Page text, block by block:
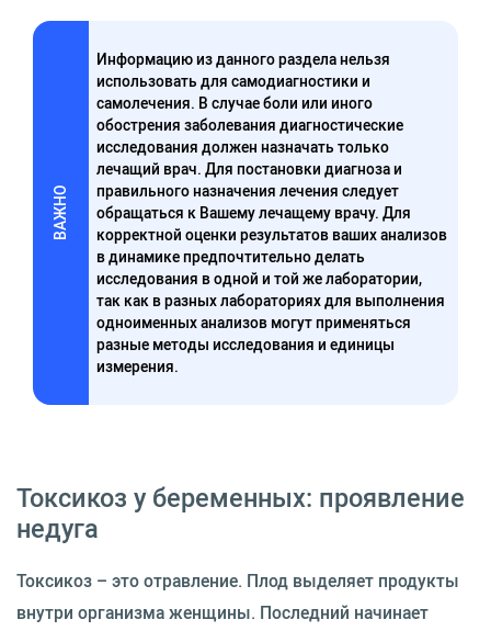
ВАЖНО
Информацию из данного раздела нельзя
использовать для самодиагностики и
самолечения. В случае боли или иного
обострения заболевания диагностические
исследования должен назначать только
лечащий врач. Для постановки диагноза и
правильного назначения лечения следует
обращаться к Вашему лечащему врачу. Для
корректной оценки результатов ваших анализов
в динамике предпочтительно делать
исследования в одной и той же лаборатории,
так как в разных лабораториях для выполнения
одноименных анализов могут применяться
разные методы исследования и единицы
измерения.
Токсикоз у беременных: проявление
недуга
Токсикоз – это отравление. Плод выделяет продукты
внутри организма женщины. Последний начинает